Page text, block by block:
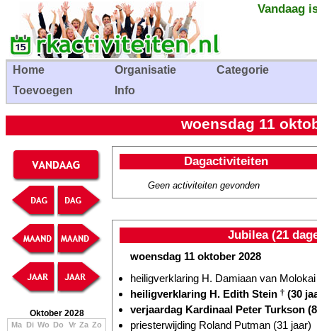
Vandaag
Home Organisatie
Categorie
Toevoegen
Info
woensdag 11
Oktober 2028
Ma Di Wo Do Vr Za Zo
Dagactiviteiten
Geen activiteiten gevonden
Jubilea (21
woensdag 11 oktober 2028
heiligverklaring H. Damiaan van
heiligverklaring H. Edith Stein † (30
verjaardag Kardinaal Peter Turkson
priesterwijding Roland Putman (31 jaar)